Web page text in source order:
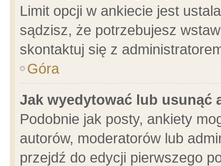
Limit opcji w ankiecie jest
sądzisz, że potrzebujesz
skontaktuj się z
Góra
Jak wyedytować lub usunąć
Podobnie jak posty, ankiety
autorów, moderatorów lub
przejdź do edycji pierwszego